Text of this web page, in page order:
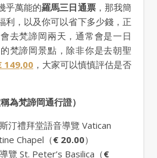
乎萬能的羅馬三日通票，那我簡
利，以及你可以省下多少錢，正
去梵諦岡兩天，通常會是一日
梵諦岡景點，除非你是去朝聖
149,00 ，大家可以慎慎評估是否
為梵諦岡通行證）
汀禮拜堂語音導覽 Vatican
Chapel（€ 20.00）
覽 St. Peter’s Basilica（€